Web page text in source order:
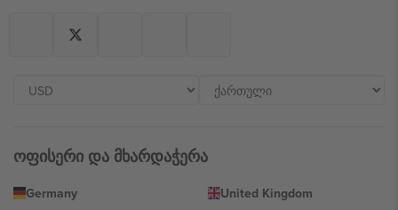
ოფისერი და მხარდაჭერა
Germany
United Kingdom